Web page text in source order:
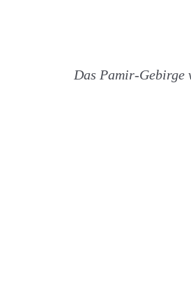
Das Pamir-Gebirge